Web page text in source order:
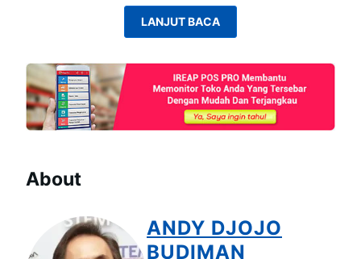
LANJUT BACA
About
ANDY DJOJO
BUDIMAN